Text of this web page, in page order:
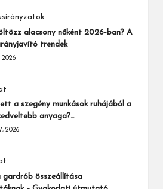
alacsony nőként 2026-ban? A
trendek
2026
a szegény munkások ruhájából a
anyaga?…
2026
gardrób összeállítása